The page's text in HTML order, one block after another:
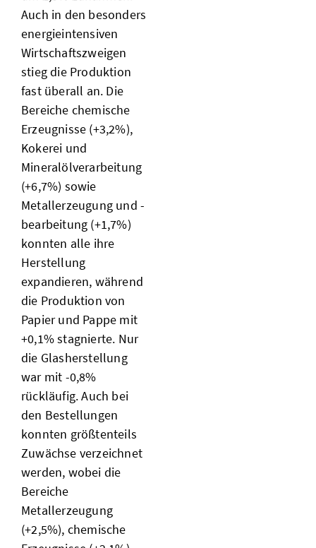
Auch in den besonders
energieintensiven
Wirtschaftszweigen
stieg die Produktion
fast überall an. Die
Bereiche chemische
Erzeugnisse (+3,2%),
Kokerei und
Mineralölverarbeitung
(+6,7%) sowie
Metallerzeugung und -
bearbeitung (+1,7%)
konnten alle ihre
Herstellung
expandieren, während
die Produktion von
Papier und Pappe mit
+0,1% stagnierte. Nur
die Glasherstellung
war mit -0,8%
rückläufig. Auch bei
den Bestellungen
konnten größtenteils
Zuwächse verzeichnet
werden, wobei die
Bereiche
Metallerzeugung
(+2,5%), chemische